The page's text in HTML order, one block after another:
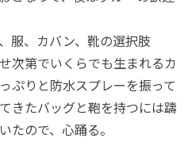
服、カバン、靴の選択肢
次第でいくらでも生まれるカ
ぷりと防水スプレーを振って
きたバッグと鞄を持つには躊
たので、心踊る。